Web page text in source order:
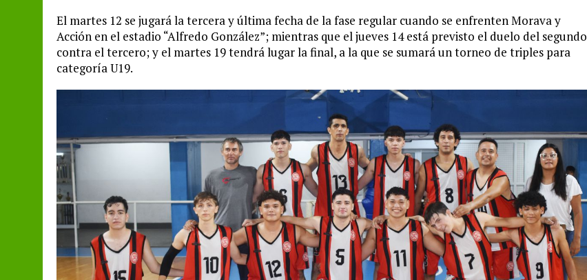
El martes 12 se jugará la tercera y última fecha de la fase regular cuando se enfrenten Morava y
Acción en el estadio “Alfredo González”; mientras que el jueves 14 está previsto el duelo del segundo
contra el tercero; y el martes 19 tendrá lugar la final, a la que se sumará un torneo de triples para
categoría U19.